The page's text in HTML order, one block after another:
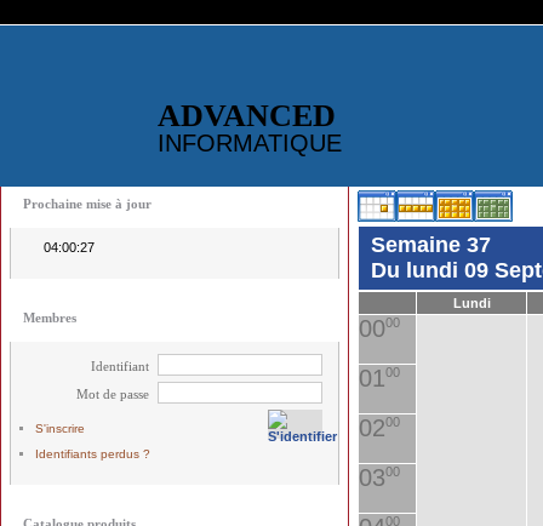
ADVANCED
INFORMATIQUE
Prochaine mise à jour
04:00:27
Membres
Identifiant
Mot de passe
S'inscrire
Identifiants perdus ?
Semaine 37
Du lundi 09
Lundi
0000
0100
0200
0300
00